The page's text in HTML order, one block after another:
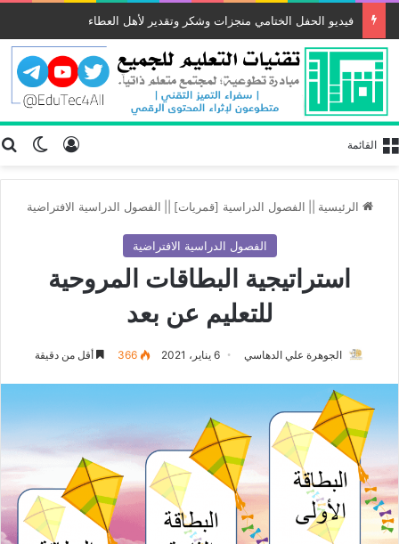
فيديو الحفل الختامي منجزات وشكر وتقدير لأهل العطاء
تسجيل القائمة
الرئيسية الفصول الدراسية [قمريات] الفصول الدراسية الافتراضية
الفصول الدراسية الافتراضية
استراتيجية البطاقات المروحية
للتعليم عن بعد
الجوهرة علي الدهاسي 6 يناير، 2021 366 أقل من دقيقة